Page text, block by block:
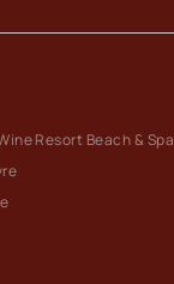
Resort Beach & Spa